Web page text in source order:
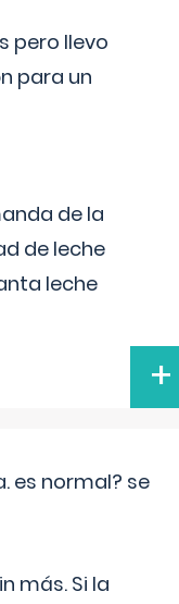
pero llevo
para un
de la
de leche
leche
+
es normal? se
más. Si la